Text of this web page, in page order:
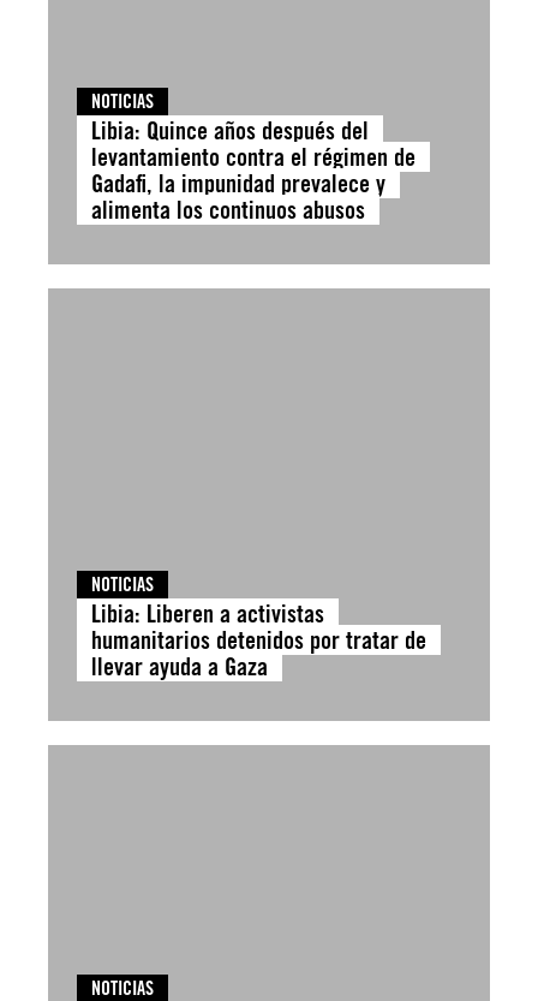
NOTICIAS
Libia: Quince años después del
levantamiento contra el régimen de
Gadafi, la impunidad prevalece y
alimenta los continuos abusos
NOTICIAS
Libia: Liberen a activistas
humanitarios detenidos por tratar de
llevar ayuda a Gaza
NOTICIAS